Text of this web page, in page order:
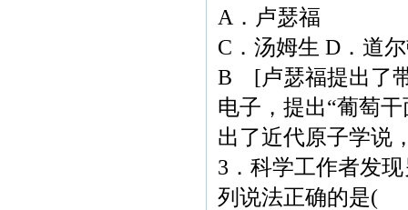
A．卢瑟福
C．汤姆生 D．道
B [卢瑟福提出了
电子，提出“葡萄
出了近代原子学说
3．科学工作者发
列说法正确的是